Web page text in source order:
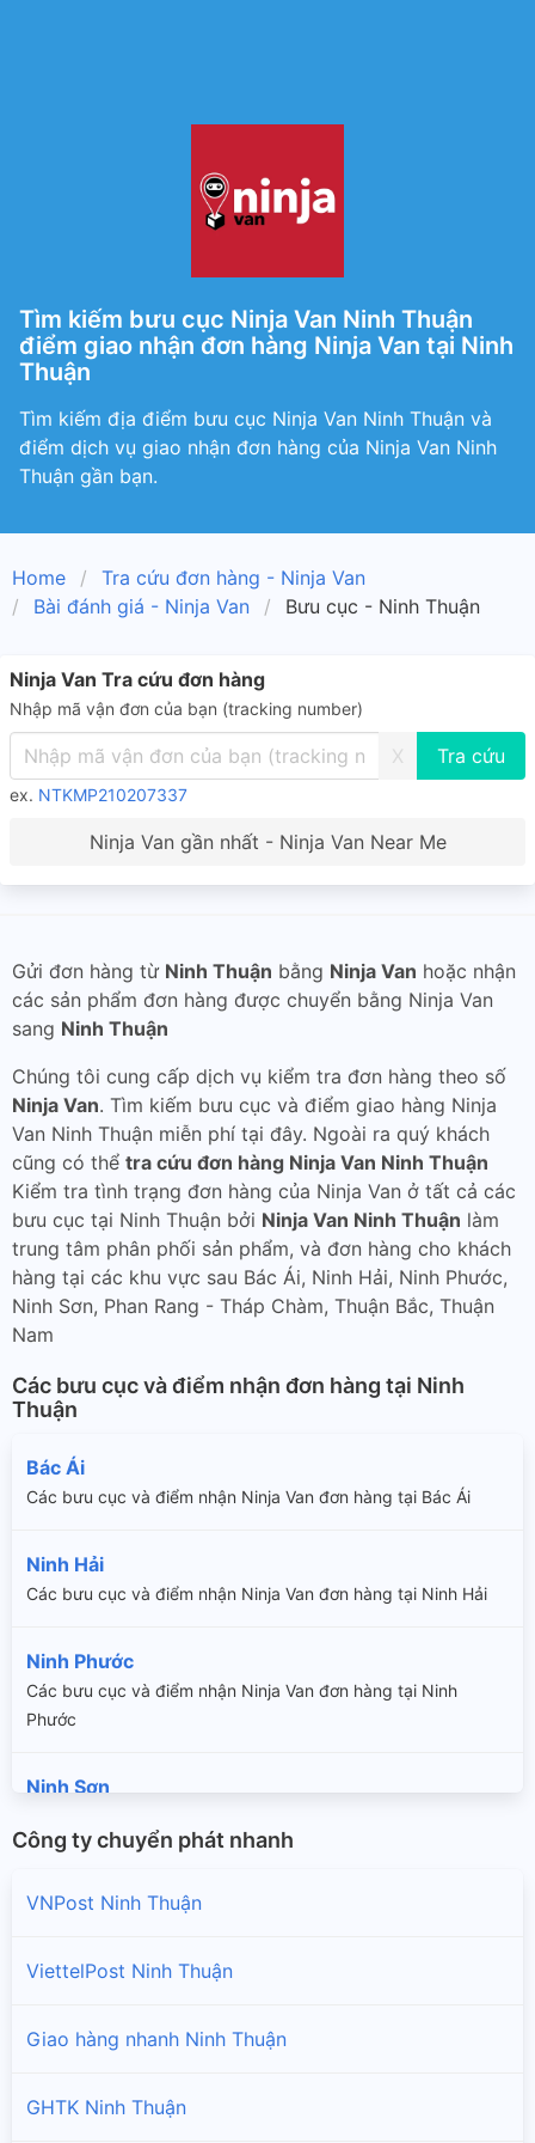
Tìm kiếm bưu cục Ninja Van Ninh Thuận
điểm giao nhận đơn hàng Ninja Van tại Ninh
Thuận
Tìm kiếm địa điểm bưu cục Ninja Van Ninh Thuận và
điểm dịch vụ giao nhận đơn hàng của Ninja Van Ninh
Thuận gần bạn.
Home
Tra cứu đơn hàng - Ninja Van
Bài đánh giá - Ninja Van
Bưu cục - Ninh Thuận
Ninja Van Tra cứu đơn hàng
Nhập mã vận đơn của bạn (tracking number)
X
ex. NTKMP210207337
Ninja Van gần nhất - Ninja Van Near Me
Gửi đơn hàng từ Ninh Thuận bằng Ninja Van hoặc nhận
các sản phẩm đơn hàng được chuyển bằng Ninja Van
sang Ninh Thuận
Chúng tôi cung cấp dịch vụ kiểm tra đơn hàng theo số
Ninja Van. Tìm kiếm bưu cục và điểm giao hàng Ninja
Van Ninh Thuận miễn phí tại đây. Ngoài ra quý khách
cũng có thể tra cứu đơn hàng Ninja Van Ninh Thuận
Kiểm tra tình trạng đơn hàng của Ninja Van ở tất cả các
bưu cục tại Ninh Thuận bởi Ninja Van Ninh Thuận làm
trung tâm phân phối sản phẩm, và đơn hàng cho khách
hàng tại các khu vực sau Bác Ái, Ninh Hải, Ninh Phước,
Ninh Sơn, Phan Rang - Tháp Chàm, Thuận Bắc, Thuận
Nam
Các bưu cục và điểm nhận đơn hàng tại Ninh
Thuận
Bác Ái
Các bưu cục và điểm nhận Ninja Van đơn hàng tại Bác Ái
Ninh Hải
Các bưu cục và điểm nhận Ninja Van đơn hàng tại Ninh Hải
Ninh Phước
Các bưu cục và điểm nhận Ninja Van đơn hàng tại Ninh
Phước
Ninh Sơn
Các bưu cục và điểm nhận Ninja Van đơn hàng tại Phan Rang
Các bưu cục và điểm nhận Ninja Van đơn hàng tại Thuận Bắc
Thuận Nam
Công ty chuyển phát nhanh
VNPost Ninh Thuận
ViettelPost Ninh Thuận
Giao hàng nhanh Ninh Thuận
GHTK Ninh Thuận